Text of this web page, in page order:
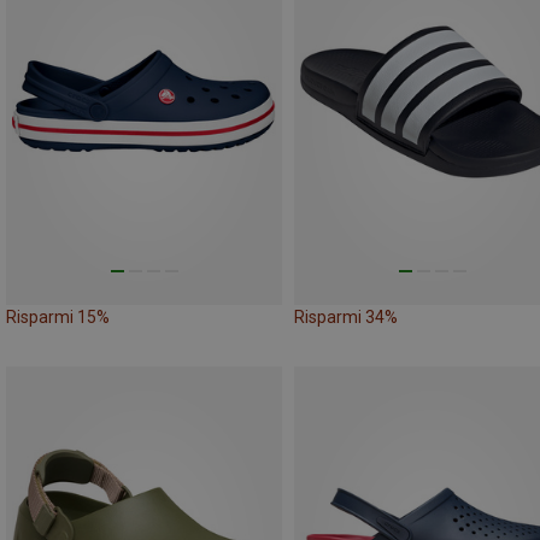
Risparmi 15% Risparmi 34%